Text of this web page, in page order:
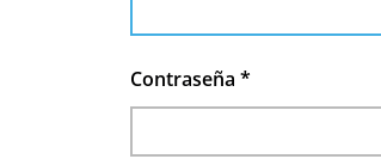
Contraseña *